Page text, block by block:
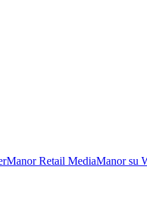
Manor Retail MediaManor su